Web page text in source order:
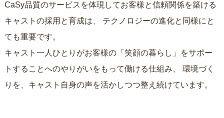
CaSy品質のサービスを体現してお客様と信頼関係を築ける
キャストの採用と育成は、
ても重要です。
キャスト一人ひとりがお客様の「笑顔の暮らし」をサポー
トすることへのやりがいをもって働ける仕組み、
りを、キャスト自身の声を活かしつつ整え続けています。